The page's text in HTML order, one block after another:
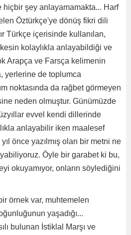
şey anlayamamakta... Harf
Öztürkçe'ye dönüş fikri dili
Türkçe içerisinde kullanılan,
kolaylıkla anlayabildiği ve
Arapça ve Farsça kelimenin
yerlerine de toplumca
noktasında da rağbet görmeyen
neden olmuştur. Günümüzde
evvel kendi dillerinde
anlayabilir iken maalesef
önce yazılmış olan bir metni ne
Öyle bir garabet ki bu,
okuyamıyor, onların söylediğini
örnek var, muhtemelen
yaşadığı...
bulunan İstiklal Marşı ve